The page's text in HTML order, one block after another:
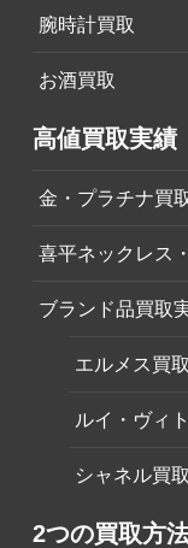
腕時計買取
お酒買取
高値買取実績
金・プラチナ買
喜平ネックレス
ブランド品買取
エルメス買
ルイ・ヴィ
シャネル買
2つの買取方